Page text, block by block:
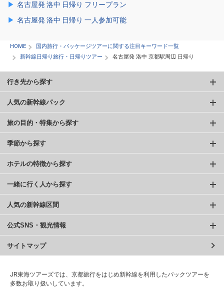
名古屋発 洛中 日帰り フリープラン
名古屋発 洛中 日帰り 一人参加可能
HOME
国内旅行・パッケージツアーに関する注目キーワード一覧
新幹線日帰り旅行・日帰りツアー
名古屋発 洛中 京都駅周辺 日帰り
行き先から探す
人気の新幹線パック
旅の目的・特集から探す
季節から探す
ホテルの特徴から探す
一緒に行く人から探す
人気の新幹線区間
公式SNS・観光情報
サイトマップ
JR東海ツアーズでは、京都旅行をはじめ新幹線を利用したパックツアーを
多数お取り扱いしています。